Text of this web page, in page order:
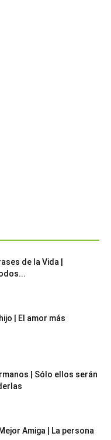
de la Vida |
| El amor más
| Sólo ellos serán
Amiga | La persona